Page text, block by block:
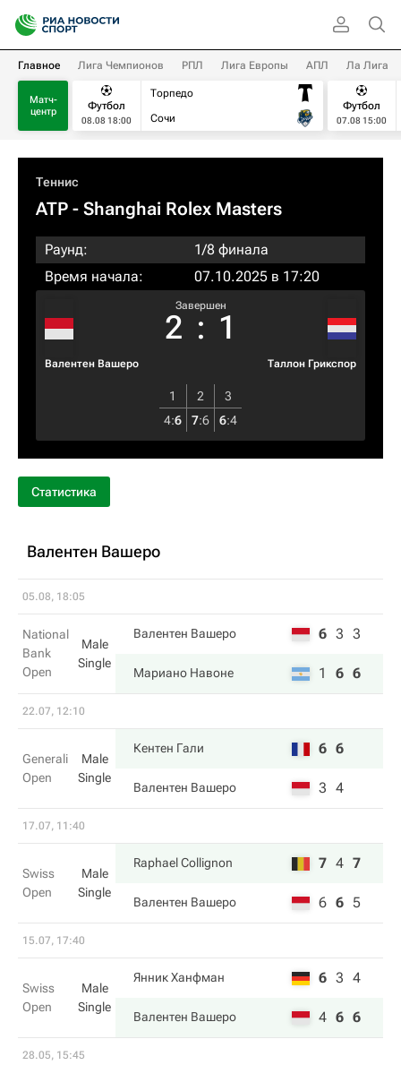
Главное Лига Чемпионов РПЛ Лига Европы АПЛ Ла Лига
Матч-
центр
Футбол
08.08 18:00
Торпедо
Сочи
Футбол
07.08 15:00
Теннис
ATP - Shanghai Rolex Masters
Раунд:
1/8 финала
Время начала:
07.10.2025 в 17:20
Валентен Вашеро
Завершен
2 : 1
Таллон Грикспор
1 2
3
4:6 7:6 6:4
Статистика
Валентен Вашеро
05.08, 18:05
National
Bank
Open
Male
Single
Валентен Вашеро 6 3 3
Мариано Навоне 1 6 6
22.07, 12:10
Generali
Open
Male
Single
Кентен Гали 6 6
Валентен Вашеро 3 4
17.07, 11:40
Swiss
Open
Male
Single
Raphael Collignon 7 4 7
Валентен Вашеро 6 6 5
15.07, 17:40
Swiss
Open
Male
Single
Янник Ханфман 6 3 4
Валентен Вашеро 4 6 6
28.05, 15:45